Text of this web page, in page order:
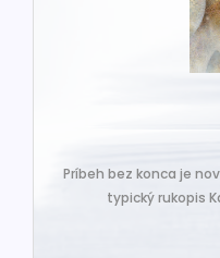
Príbeh bez konca je
typický rukopis